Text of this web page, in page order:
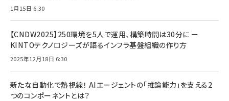
1月15日 6:30
【CNDW2025】250環境を5人で運用、構築時間は30分に ー
KINTOテクノロジーズが語るインフラ基盤組織の作り方
2025年12月18日 6:30
新たな自動化で熱視線！ AIエージェントの「推論能力」を支える2
つのコンポーネントとは？